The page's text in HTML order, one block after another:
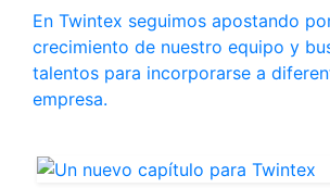
En Twintex seguimos apostando
crecimiento de nuestro equipo y
talentos para incorporarse a
empresa.